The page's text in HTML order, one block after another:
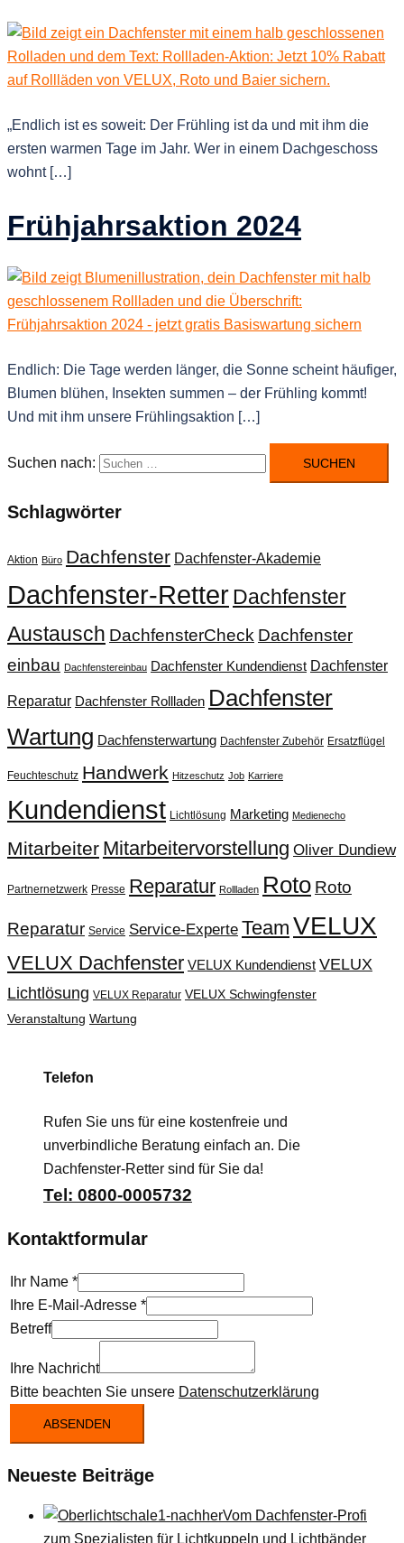
„Endlich ist es soweit: Der Frühling ist da und mit ihm die
ersten warmen Tage im Jahr. Wer in einem Dachgeschoss
wohnt […]
Frühjahrsaktion 2024
Endlich: Die Tage werden länger, die Sonne scheint häufiger,
Blumen blühen, Insekten summen – der Frühling kommt!
Und mit ihm unsere Frühlingsaktion […]
Suchen nach:
Schlagwörter
Aktion Büro Dachfenster Dachfenster-Akademie
Dachfenster-RetterDachfenster
Austausch DachfensterCheck Dachfenster
einbau Dachfenstereinbau Dachfenster Kundendienst Dachfenster
Reparatur Dachfenster Rollladen Dachfenster
Wartung Dachfensterwartung Dachfenster Zubehör Ersatzflügel
Feuchteschutz Handwerk Hitzeschutz Job Karriere
Kundendienst Lichtlösung Marketing Medienecho
Mitarbeiter Mitarbeitervorstellung Oliver Dundiew
Partnernetzwerk Presse Reparatur Rollladen Roto Roto
Reparatur Service Service-Experte Team VELUX
VELUX Dachfenster VELUX Kundendienst VELUX
Lichtlösung VELUX Reparatur VELUX Schwingfenster
Veranstaltung Wartung
Telefon
Rufen Sie uns für eine kostenfreie und
unverbindliche Beratung einfach an. Die
Dachfenster-Retter sind für Sie da!
Tel: 0800-0005732
Kontaktformular
Ihr Name *
Ihre E-Mail-Adresse *
Betreff
Ihre Nachricht
Bitte beachten Sie unsere Datenschutzerklärung
ABSENDEN
Neueste Beiträge
Vom Dachfenster-Profi
zum Spezialisten für Lichtkuppeln und Lichtbänder